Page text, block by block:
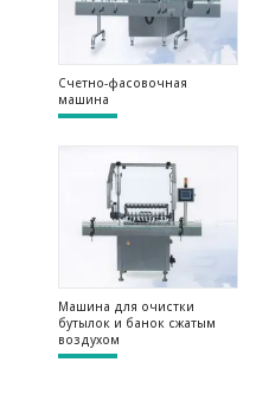
Счетно-фасовочная
машина
Машина для очистки
бутылок и банок сжатым
воздухом